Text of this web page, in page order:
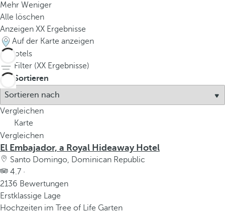
Mehr Weniger
Alle löschen
Anzeigen XX Ergebnisse
Auf der Karte anzeigen
2
Hotels
Filter (XX Ergebnisse)
Sortieren
Vergleichen
Karte
Vergleichen
El Embajador, a Royal Hideaway Hotel
Santo Domingo, Dominican Republic
4.7 ·
2136 Bewertungen
Erstklassige Lage
Hochzeiten im Tree of Life Garten